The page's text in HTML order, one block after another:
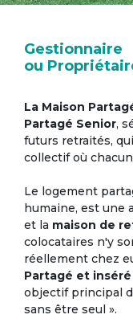
Gestionnaire
ou
La Maison
Partagé Senior,
futurs retraités,
collectif où
Le logement
humaine, est une
et la maison de
colocataires n'y
réellement chez
Partagé et
objectif principal
sans être seul ».